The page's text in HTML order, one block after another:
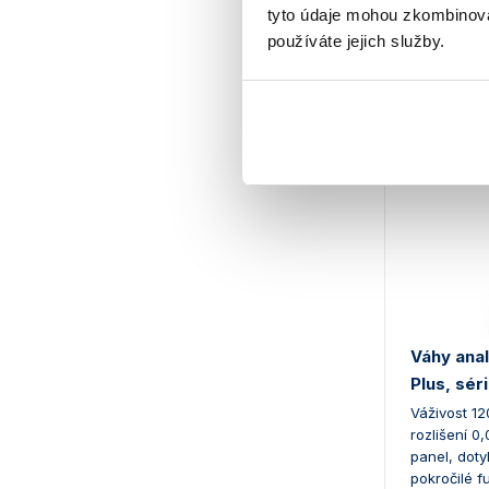
tyto údaje mohou
používáte jejich služby.
od 30
Váhy
Plus,
Váživost
rozlišení
panel,
pokročilé